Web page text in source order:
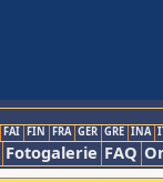
FAI FIN FRA GER GRE INA
Fotogalerie FAQ